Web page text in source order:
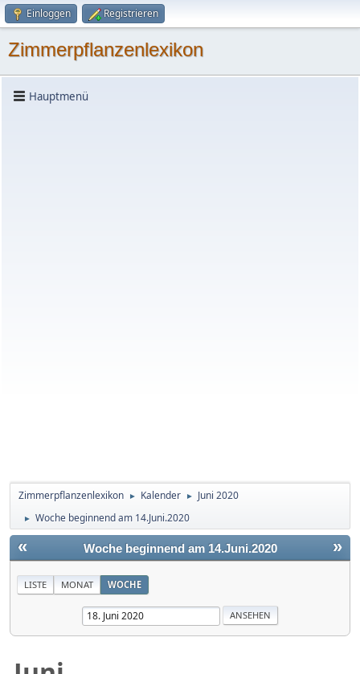
Einloggen Registrieren
Zimmerpflanzenlexikon
Hauptmenü
Zimmerpflanzenlexikon ► Kalender ► Juni 2020
► Woche beginnend am 14.Juni.2020
« »
Woche beginnend am 14.Juni.2020
LISTE MONAT WOCHE